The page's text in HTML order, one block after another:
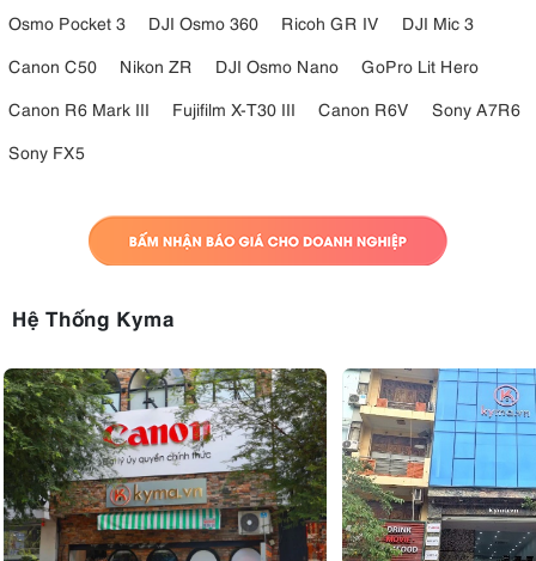
Osmo Pocket 3
DJI Osmo 360 Ricoh GR IV
DJI Mic 3
Canon C50
Nikon ZR DJI Osmo Nano
GoPro Lit Hero
Canon R6 Mark III
Fujifilm X-T30 III Canon R6V
Sony A7R6
Sony FX5
Hệ Thống Kyma